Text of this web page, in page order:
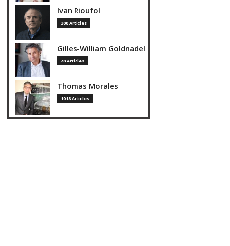
Ivan Rioufol
300 Articles
Gilles-William Goldnadel
40 Articles
Thomas Morales
1018 Articles